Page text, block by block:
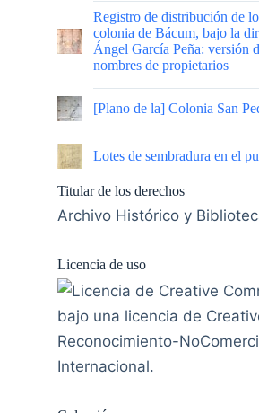
|
Registro de distribución de
colonia de Bácum, bajo la
Ángel García Peña: versión
nombres de propietarios
[Plano de la] Colonia San
Lotes de sembradura en el
Titular de los derechos
Archivo Histórico y
Licencia de uso
bajo una licencia de
Reconocimiento-
Internacional.